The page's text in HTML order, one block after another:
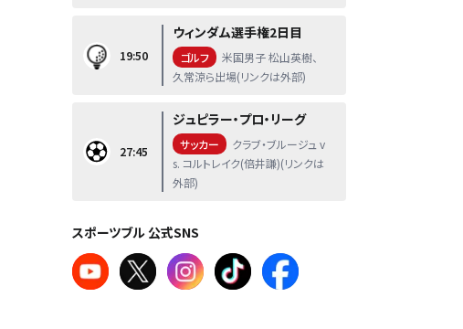
19:50
ウィンダム選手権2日目
ゴルフ
米国男子 松山英樹、
久常涼ら出場(リンクは外部)
27:45
ジュピラー・プロ・リーグ
サッカー
クラブ・ブルージュ v
s. コルトレイク(倍井謙)(リンクは
外部)
スポーツブル 公式SNS